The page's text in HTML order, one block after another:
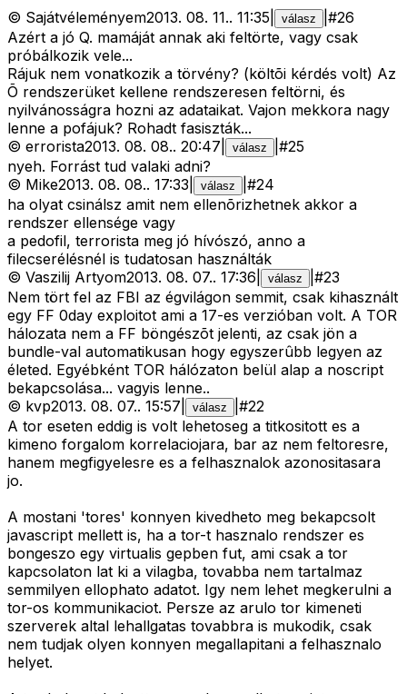
© Sajátvéleményem2013. 08. 11.. 11:35 válasz #26
Azért a jó Q. mamáját annak aki feltörte, vagy csak
próbálkozik vele...
Rájuk nem vonatkozik a törvény? (költõi kérdés volt) Az
Õ rendszerüket kellene rendszeresen feltörni, és
nyilvánosságra hozni az adataikat. Vajon mekkora nagy
lenne a pofájuk? Rohadt fasiszták...
© errorista2013. 08. 08.. 20:47 válasz #25
nyeh. Forrást tud valaki adni?
© Mike2013. 08. 08.. 17:33 válasz #24
ha olyat csinálsz amit nem ellenõrizhetnek akkor a
rendszer ellensége vagy
a pedofil, terrorista meg jó hívószó, anno a
filecserélésnél is tudatosan használták
© Vaszilij Artyom2013. 08. 07.. 17:36 válasz #23
Nem tört fel az FBI az égvilágon semmit, csak kihasznált
egy FF 0day exploitot ami a 17-es verzióban volt. A TOR
hálozata nem a FF böngészõt jelenti, az csak jön a
bundle-val automatikusan hogy egyszerûbb legyen az
életed. Egyébként TOR hálózaton belül alap a noscript
bekapcsolása... vagyis lenne..
© kvp2013. 08. 07.. 15:57 válasz #22
A tor eseten eddig is volt lehetoseg a titkositott es a
kimeno forgalom korrelaciojara, bar az nem feltoresre,
hanem megfigyelesre es a felhasznalok azonositasara
jo.
A mostani 'tores' konnyen kivedheto meg bekapcsolt
javascript mellett is, ha a tor-t hasznalo rendszer es
bongeszo egy virtualis gepben fut, ami csak a tor
kapcsolaton lat ki a vilagba, tovabba nem tartalmaz
semmilyen ellophato adatot. Igy nem lehet megkerulni a
tor-os kommunikaciot. Persze az arulo tor kimeneti
szerverek altal lehallgatas tovabbra is mukodik, csak
nem tudjak olyen konnyen megallapitani a felhasznalo
helyet.